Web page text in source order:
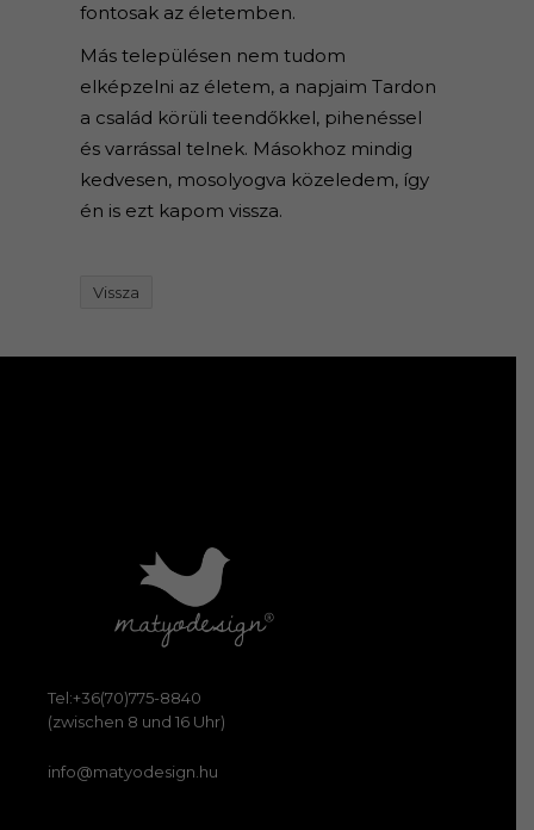
fontosak az életemben.
Más településen nem tudom
elképzelni az életem, a napjaim Tardon
a család körüli teendőkkel, pihenéssel
és varrással telnek. Másokhoz mindig
kedvesen, mosolyogva közeledem, így
én is ezt kapom vissza.
Vissza
Tel:+36(70)775-8840
(zwischen 8 und 16 Uhr)
info@matyodesign.hu